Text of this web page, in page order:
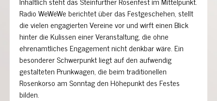
Radio WeWeWe berichtet über das Festgeschehen, stellt
die vielen engagierten Vereine vor und wirft einen Blick
hinter die Kulissen einer Veranstaltung, die ohne
ehrenamtliches Engagement nicht denkbar wäre. Ein
besonderer Schwerpunkt liegt auf den aufwendig
gestalteten Prunkwagen, die beim traditionellen
Rosenkorso am Sonntag den Höhepunkt des Festes
bilden.